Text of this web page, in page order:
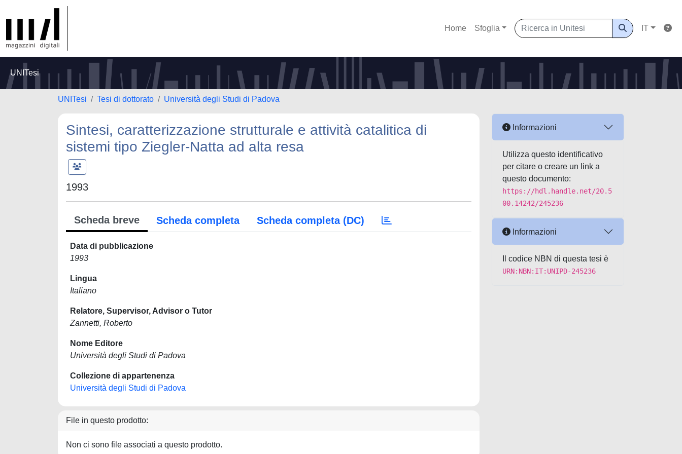
Home Sfoglia IT
UNITesi
UNITesi Tesi di dottorato Università degli Studi di Padova
Sintesi, caratterizzazione strutturale e attività catalitica di
sistemi tipo Ziegler-Natta ad alta resa
1993
Scheda breve Scheda completa Scheda completa (DC)
Data di pubblicazione
1993
Lingua
Italiano
Relatore, Supervisor, Advisor o Tutor
Zannetti, Roberto
Nome Editore
Università degli Studi di Padova
Collezione di appartenenza
Università degli Studi di Padova
File in questo prodotto:
Non ci sono file associati a questo prodotto.
Informazioni
Utilizza questo identificativo
per citare o creare un link a
questo documento:
https://hdl.handle.net/20.5
00.14242/245236
Informazioni
Il codice NBN di questa tesi è
URN:NBN:IT:UNIPD-245236